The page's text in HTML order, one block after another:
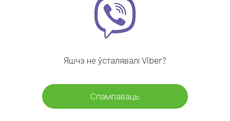
Яшчэ не ўсталявалі Viber?
Спампаваць